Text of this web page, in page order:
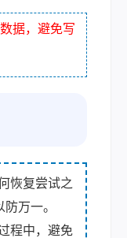
据，避免写
恢复尝试之
万一。
程中，避免